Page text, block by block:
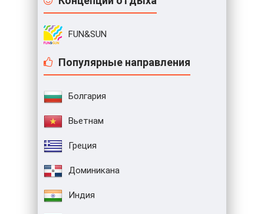
FUN&SUN
Популярные направления
Болгария
Вьетнам
Греция
Доминикана
Индия